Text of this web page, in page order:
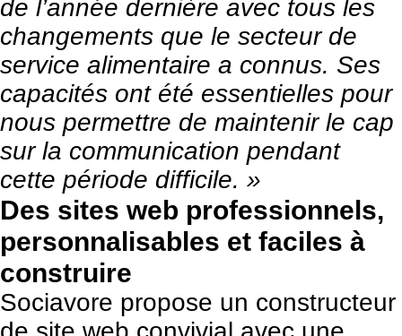
de l’année dernière avec tous les
changements que le secteur de
service alimentaire a connus. Ses
capacités ont été essentielles pour
nous permettre de maintenir le cap
sur la communication pendant
cette période difficile. »
Des sites web professionnels,
personnalisables et faciles à
construire
Sociavore propose un constructeur